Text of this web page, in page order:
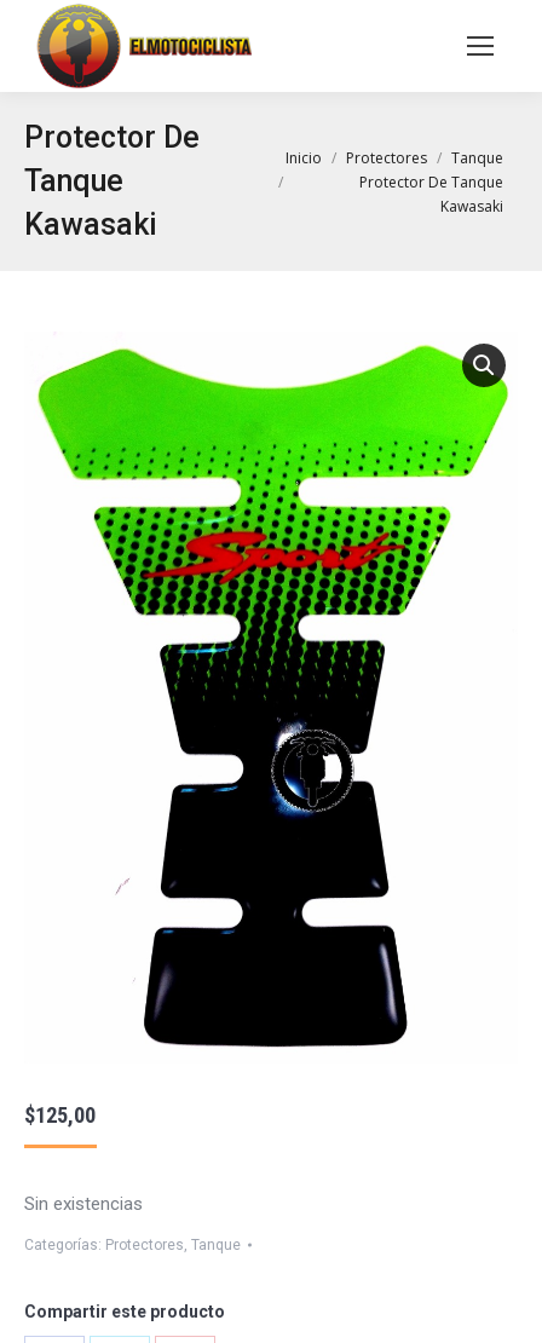
Buscar:
Protector De
Tanque
Kawasaki
Estás aquí:
Inicio Protectores
Tanque
Protector De Tanque
Kawasaki
$125,00
Sin existencias
Categorías: Protectores, Tanque
Compartir este producto